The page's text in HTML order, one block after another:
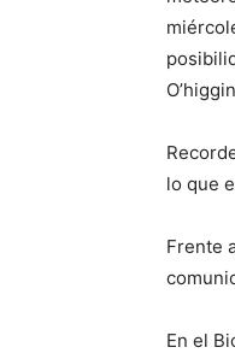
lo que
Frente
En el